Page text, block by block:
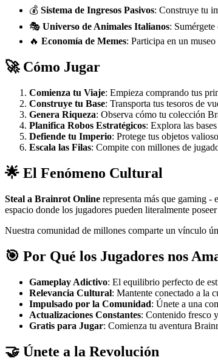
💰 Sistema de Ingresos Pasivos: Construye tu
🎭 Universo de Animales Italianos:
🔥 Economía de Memes: Participa en un
🚀 Cómo Jugar
Comienza tu Viaje: Empieza comprando tus
Construye tu Base: Transporta tus tesoros de
Genera Riqueza: Observa cómo tu colección
Planifica Robos Estratégicos: Explora las
Defiende tu Imperio: Protege tus objetos
Escala las Filas: Compite con millones de
🌟 El Fenómeno Cultural
Steal a Brainrot Online representa más que gaming
espacio donde los jugadores pueden literalmente
Nuestra comunidad de millones comparte un vínculo
🎯 Por Qué los Jugadores nos
Gameplay Adictivo: El equilibrio perfecto de
Relevancia Cultural: Mantente conectado a la
Impulsado por la Comunidad: Únete a una
Actualizaciones Constantes: Contenido fresco
Gratis para Jugar: Comienza tu aventura
🤝 Únete a la Revolución